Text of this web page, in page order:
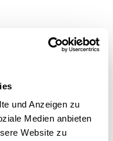
und Anzeigen zu
Medien anbieten
Website zu